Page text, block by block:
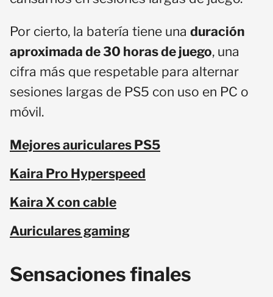
Por cierto, la batería tiene una duración
aproximada de 30 horas de juego, una
cifra más que respetable para alternar
sesiones largas de PS5 con uso en PC o
móvil.
Mejores auriculares PS5
Kaira Pro Hyperspeed
Kaira X con cable
Auriculares gaming
Sensaciones finales